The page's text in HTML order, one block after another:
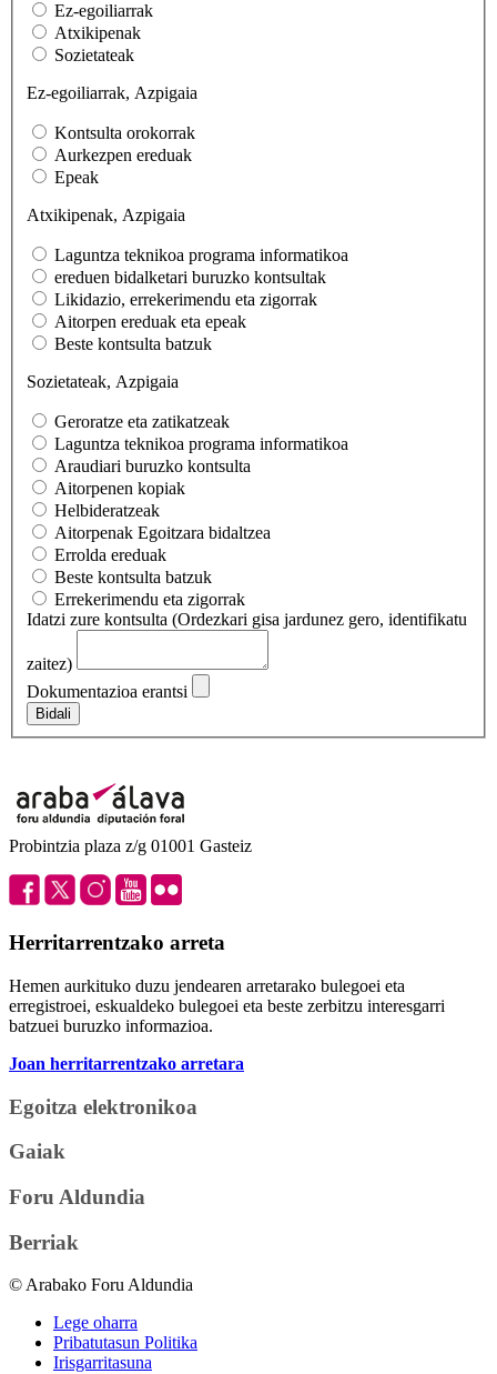
Ez-egoiliarrak
Atxikipenak
Sozietateak
Ez-egoiliarrak, Azpigaia
Kontsulta orokorrak
Aurkezpen ereduak
Epeak
Atxikipenak, Azpigaia
Laguntza teknikoa programa informatikoa
ereduen bidalketari buruzko kontsultak
Likidazio, errekerimendu eta zigorrak
Aitorpen ereduak eta epeak
Beste kontsulta batzuk
Sozietateak, Azpigaia
Geroratze eta zatikatzeak
Laguntza teknikoa programa informatikoa
Araudiari buruzko kontsulta
Aitorpenen kopiak
Helbideratzeak
Aitorpenak Egoitzara bidaltzea
Errolda ereduak
Beste kontsulta batzuk
Errekerimendu eta zigorrak
Idatzi zure kontsulta (Ordezkari gisa jardunez gero, identifikatu
zaitez)
Dokumentazioa erantsi
Bidali
Probintzia plaza z/g 01001 Gasteiz
Herritarrentzako arreta
Hemen aurkituko duzu jendearen arretarako bulegoei eta
erregistroei, eskualdeko bulegoei eta beste zerbitzu interesgarri
batzuei buruzko informazioa.
Joan herritarrentzako arretara
Egoitza elektronikoa
Gaiak
Foru Aldundia
Berriak
© Arabako Foru Aldundia
Lege oharra
Pribatutasun Politika
Irisgarritasuna